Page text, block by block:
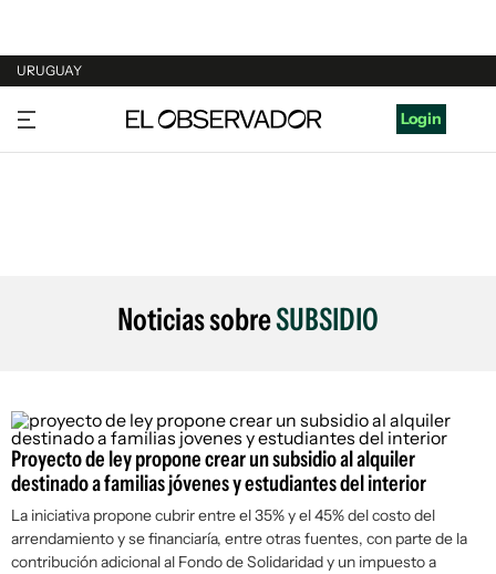
URUGUAY
URUGUAY
ARGENTINA
Login
Noticias sobreSUBSIDIO
Proyecto de ley propone crear un subsidio al alquiler
destinado a familias jóvenes y estudiantes del interior
La iniciativa propone cubrir entre el 35% y el 45% del costo del
arrendamiento y se financiaría, entre otras fuentes, con parte de la
contribución adicional al Fondo de Solidaridad y un impuesto a